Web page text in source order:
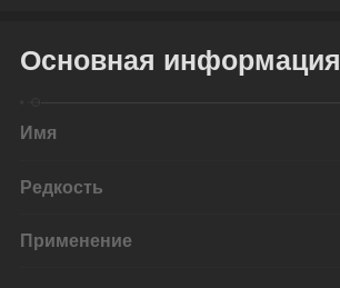
Основная информация
Имя
Редкость
Применение